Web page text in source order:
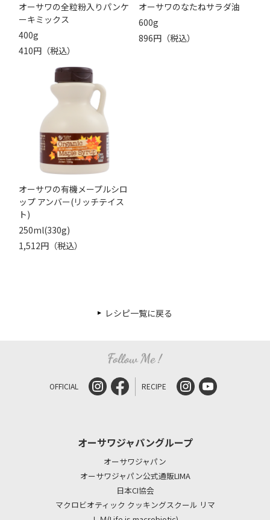
オーサワの全粒粉入りパンケ
ーキミックス
400g
410円（税込）
オーサワのなたねサラダ油
600g
896円（税込）
オーサワの有機メープルシロ
ップ アンバー(リッチテイス
ト)
250ml(330g)
1,512円（税込）
レシピ一覧に戻る
OFFICIAL RECIPE
オーサワジャパングループ
オーサワジャパン
オーサワジャパン公式通販LIMA
日本CI協会
マクロビオティック クッキングスクール リマ